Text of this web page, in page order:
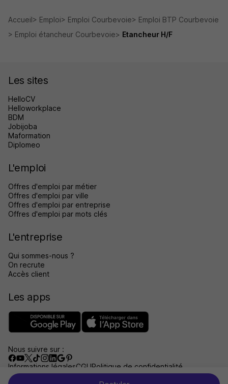
Accueil Emploi Emploi Courbevoie
Emploi BTP Courbevoie
Emploi étancheur Courbevoie
Etancheur H/F
Les sites
HelloCV
Helloworkplace
BDM
Jobijoba
Maformation
Diplomeo
L'emploi
Offres d'emploi par métier
Offres d'emploi par ville
Offres d'emploi par entreprise
Offres d'emploi par mots clés
L'entreprise
Qui sommes-nous ?
On recrute
Accès client
Les apps
Nous suivre sur :
Informations légalesCGUPolitique de confidentialité
Gérer les traceursAccessibilité : non conforme